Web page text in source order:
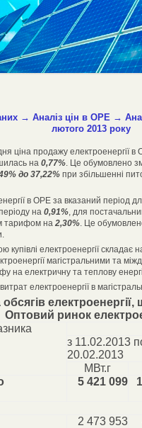
→ Аналіз цін в ОРЕ →
лютого 2013 року
ціна продажу електроенергії
на 0,77%. Це обумовлено
до 37,22%при збільшенні
в ОРЕ за вказаний період
на 0,91%, для
тарифом на 2,30%. Це
купівлі електроенергії складає
магістральними та
на електричну та теплову
електроенергії в
обсягів
Оптовий ринок
з 11.02.2013
20.02.2013
МВт.г
5 421 099
2 473 953